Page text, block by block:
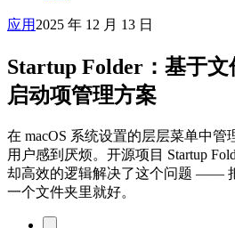
应用 2025 年 12 月 13 日
Startup Folder：基于文
启动项管理方案
在 macOS 系统设置的层层菜单中
用户感到厌烦。开源项目 Startup
却高效的逻辑解决了这个问题 ——
一个文件夹里就好。